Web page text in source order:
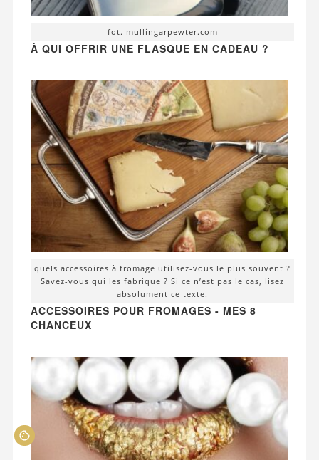
fot. mullingarpewter.com
À QUI OFFRIR UNE FLASQUE EN CADEAU ?
quels accessoires à fromage utilisez-vous le plus souvent ?
Savez-vous qui les fabrique ? Si ce n’est pas le cas, lisez
absolument ce texte.
ACCESSOIRES POUR FROMAGES - MES 8
CHANCEUX